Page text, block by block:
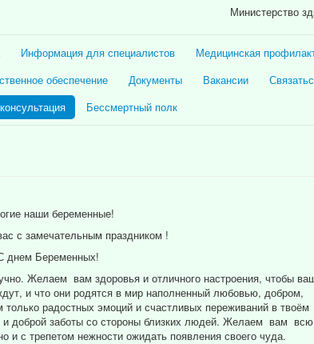
Министерство
Информация для специалистов
Медицинская
обеспечение Документы Вакансии
Бессмертный полк
наши беременные!
с замечательным праздником !
днем Беременных!
Желаем вам здоровья и отличного настроения, чтобы
и что они родятся в мир наполненный любовью, добром,
радостных эмоций и счастливых переживаний в твоём
и доброй заботы со стороны близких людей. Желаем вам всю
и с трепетом нежности ожидать появления своего чуда.